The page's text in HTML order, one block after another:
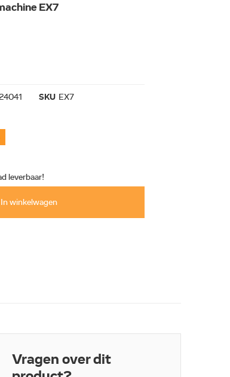
EX7
SKU EX7
leverbaar!
In winkelwagen
Vragen over dit